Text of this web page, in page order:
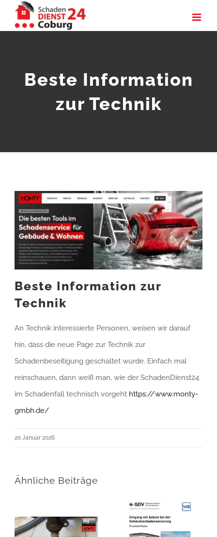
Inhalt
Beste Information
zur Technik
Beste Information zur
Technik
An Technik interessierte Personen, weisen wir darauf
hin, dass die neue Page zur Technik zur
Schadenbeseitigung geschaltet wurde. Einfach mal
reinschauen, dann weiß man, wie der SchadenDienst24
im Schadenfall technisch vorgeht https://www.monty-
gmbh.de/
20 Januar 2026
Ähnliche Beiträge